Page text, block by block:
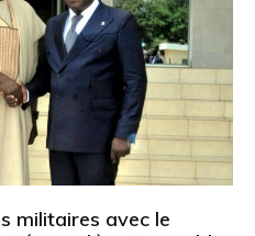
militaires avec le